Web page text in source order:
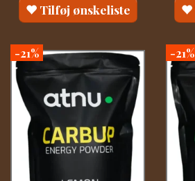
Tilføj ønskeliste
-21% -21%